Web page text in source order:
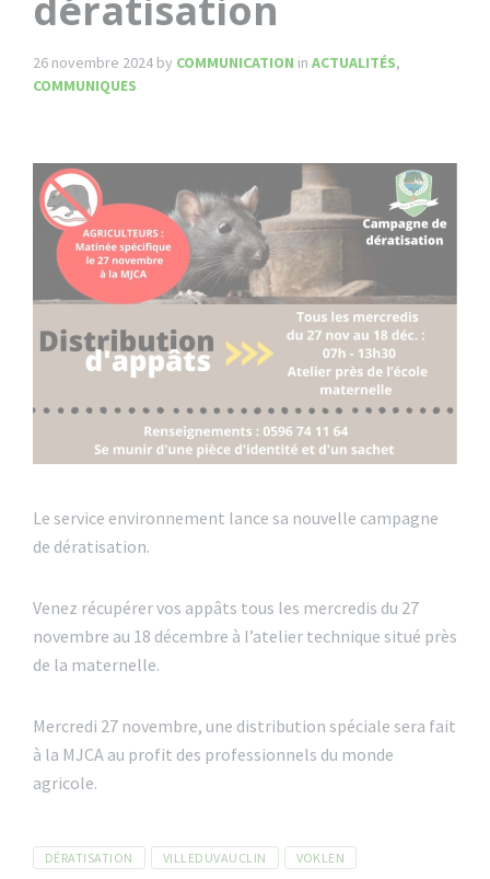
26 novembre 2024 by COMMUNICATION in ACTUALITÉS,
COMMUNIQUES
Le service environnement lance sa nouvelle campagne
de dératisation.
Venez récupérer vos appâts tous les mercredis du 27
novembre au 18 décembre à l’atelier technique situé près
de la maternelle.
Mercredi 27 novembre, une distribution spéciale sera fait
à la MJCA au profit des professionnels du monde
agricole.
Tags
DÉRATISATION VILLEDUVAUCLIN VOKLEN